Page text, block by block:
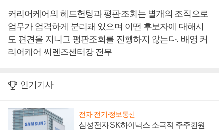
커리어케어의 헤드헌팅과 평판조회는 별개의 조직으로
업무가 엄격하게 분리돼 있으며 어떤 후보자에 대해서
도 편견을 지니고 평판조회를 진행하지 않는다. 배영 커
리어케어 씨렌즈센터장 전무
인기기사
전자·전기·정보통신
삼성전자 SK하이닉스 소극적 주주환원